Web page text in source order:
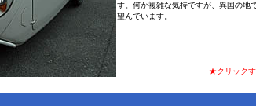
す。何か複雑な気持ですが、異国の地
望んでいます。
★クリック